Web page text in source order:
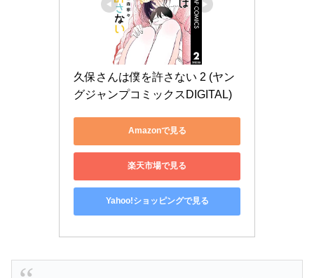
久保さんは僕を許さない 2 (ヤン
グジャンプコミックスDIGITAL)
Amazonで見る
楽天市場で見る
Yahoo!ショッピングで見る